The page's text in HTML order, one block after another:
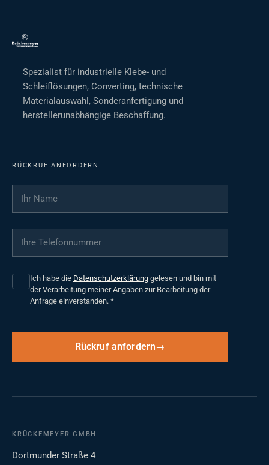
Spezialist für industrielle Klebe- und
Schleiflösungen, Converting, technische
Materialauswahl, Sonderanfertigung und
herstellerunabhängige Beschaffung.
RÜCKRUF ANFORDERN
Ihr Name
Ihre Telefonnummer
Ich habe die Datenschutzerklärung gelesen und bin mit
der Verarbeitung meiner Angaben zur Bearbeitung der
Anfrage einverstanden. *
Rückruf anfordern
KRÜCKEMEYER GMBH
Dortmunder Straße 4